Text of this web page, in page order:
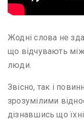
Жодні слова не
що відчувають між
люди.
Звісно, так і
зрозумілими
дізнавшись що